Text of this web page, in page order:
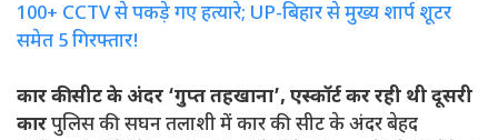
100+ CCTV से पकड़े गए हत्यारे; UP-बिहार से मुख्य शार्प शूटर
समेत 5 गिरफ्तार!
कार की सीट के अंदर ‘गुप्त तहखाना’, एस्कॉर्ट कर रही थी दूसरी
कारपुलिस की सघन तलाशी में कार की सीट के अंदर बेहद